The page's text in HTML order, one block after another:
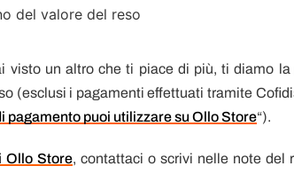
del valore del reso
visto un altro che ti piace di più, ti diamo
(esclusi i pagamenti effettuati tramite
pagamento puoi utilizzare su Ollo Store“).
Ollo Store, contattaci o scrivi nelle note del